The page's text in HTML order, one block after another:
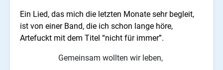
Ein Lied, das mich die letzten Monate sehr begleit,
ist von einer Band, die ich schon lange höre,
Artefuckt mit dem Titel “nicht für immer”.
Gemeinsam wollten wir leben,